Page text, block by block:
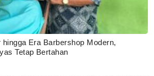
Era Barbershop Modern,
Tetap Bertahan